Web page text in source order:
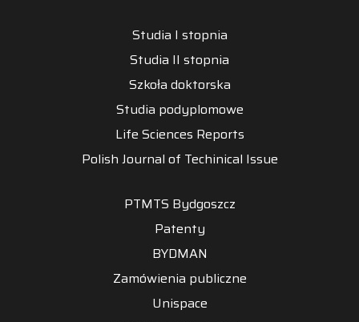
Studia I stopnia
Studia II stopnia
Szkoła doktorska
Studia podyplomowe
Life Sciences Reports
Polish Journal of Techinical Issue
PTMTS Bydgoszcz
Patenty
BYDMAN
Zamówienia publiczne
Unispace